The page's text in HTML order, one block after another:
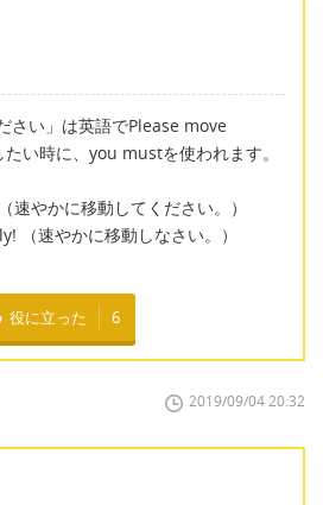
さい」は英語でPlease move
い時に、you mustを使われます。
やかに移動してください。）
（速やかに移動しなさい。）
役に立った 6
2019/09/04 20:32